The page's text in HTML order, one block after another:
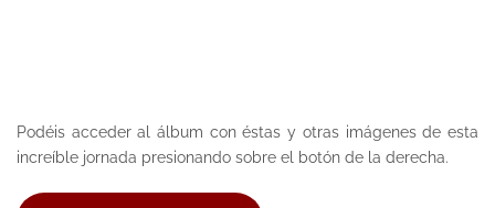
Podéis acceder al álbum con éstas y otras imágenes de esta
increíble jornada presionando sobre el botón de la derecha.